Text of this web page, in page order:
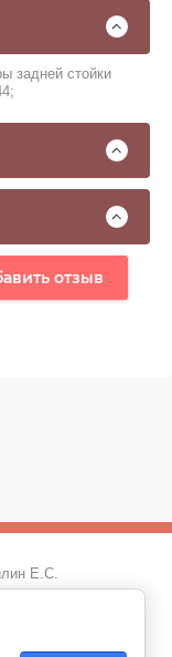
задней стойки
отзыв
Е.С.